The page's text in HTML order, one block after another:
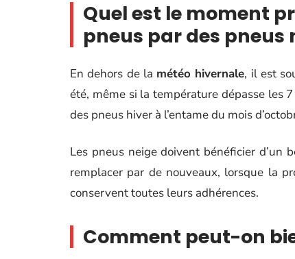
Quel est le moment
pneus par des pneus
En dehors de la météo hivernale, il est
été, même si la température dépasse les
des pneus hiver à l’entame du mois
Les pneus neige doivent bénéficier d’un
remplacer par de nouveaux, lorsque la
conservent toutes leurs adhérences.
Comment peut-on